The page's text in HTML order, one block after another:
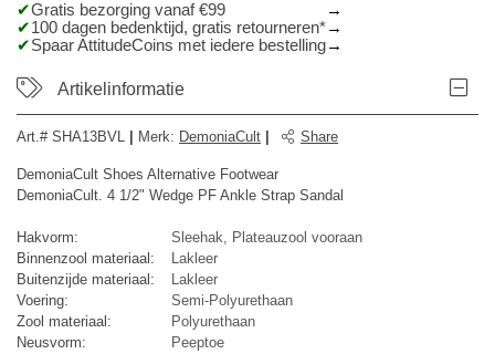
Gratis bezorging vanaf €99
100 dagen bedenktijd, gratis retourneren*
Spaar AttitudeCoins met iedere bestelling
Artikelinformatie
Art.# SHA13BVL Merk: DemoniaCult Share
DemoniaCult Shoes Alternative Footwear
DemoniaCult. 4 1/2" Wedge PF Ankle Strap Sandal
Hakvorm:
Sleehak, Plateauzool vooraan
Binnenzool materiaal:
Lakleer
Buitenzijde materiaal:
Lakleer
Voering:
Semi-Polyurethaan
Zool materiaal:
Polyurethaan
Neusvorm:
Peeptoe